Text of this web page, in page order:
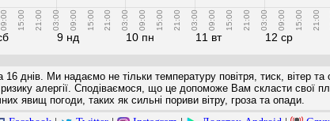
09:00 15:00 21:00
9 нд
03:00 09:00 15:00 21:00
10 пн
03:00 09:00 15:00 21:00
11 вт
03:00 09:00 15:00 21:00
12 ср
03:00 09:00 15:00 21:00
16 днів. Ми надаємо не тільки температуру повітря, тиск, вітер
ризику алергії. Сподіваємося, що це допоможе Вам скласти свої
явищ погоди, таких як сильні пориви вітру, гроза та опади.